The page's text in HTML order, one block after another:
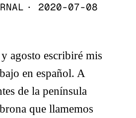
· 2020-07-08
agosto escribiré mis
en español. A
de la península
que llamemos